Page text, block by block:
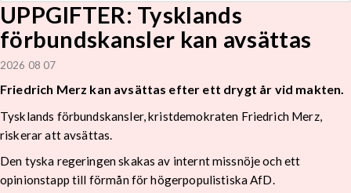
UPPGIFTER: Tysklands
förbundskansler kan avsättas
2026 08 07
Friedrich Merz kan avsättas efter ett drygt år vid makten.
Tysklands förbundskansler, kristdemokraten Friedrich Merz,
riskerar att avsättas.
Den tyska regeringen skakas av internt missnöje och ett
opinionstapp till förmån för högerpopulistiska AfD.